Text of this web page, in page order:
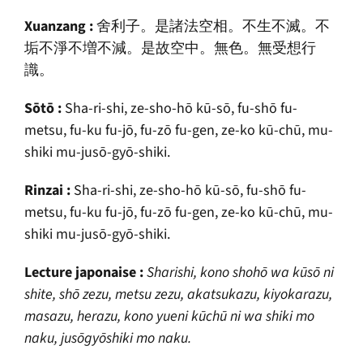
Xuanzang :舍利子。是諸法空相。不生不滅。不
垢不淨不増不減。是故空中。無色。無受想行
識。
Sōtō: Sha-ri-shi, ze-sho-hō kū-sō, fu-shō fu-
metsu, fu-ku fu-jō, fu-zō fu-gen, ze-ko kū-chū, mu-
shiki mu-jusō-gyō-shiki.
Rinzai : Sha-ri-shi, ze-sho-hō kū-sō, fu-shō fu-
metsu, fu-ku fu-jō, fu-zō fu-gen, ze-ko kū-chū, mu-
shiki mu-jusō-gyō-shiki.
Lecture japonaise :Sharishi, kono shohō wa kūsō ni
shite, shō zezu, metsu zezu, akatsukazu, kiyokarazu,
masazu, herazu, kono yueni kūchūni wa shiki mo
naku, jusōgyōshiki mo naku.